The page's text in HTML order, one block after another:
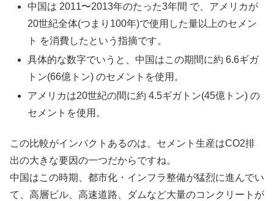
中国は 2011〜2013年のたった3年間 で、アメリカが
20世紀全体(つまり100年)で使用した量以上のセメン
ト を消費したという指摘です。
具体的な数字でいうと、中国はこの期間に約 6.6ギガ
トン(66億トン) のセメントを使用。
アメリカは20世紀の間に約 4.5ギガトン(45億トン) の
セメントを使用。
この比較がインパクトあるのは、セメント生産はCO2排
出の大きな要因の一つだからですね。
中国はこの時期、都市化・インフラ整備が猛烈に進んでい
て、高層ビル、高速道路、ダムなど大量のコンクリートが